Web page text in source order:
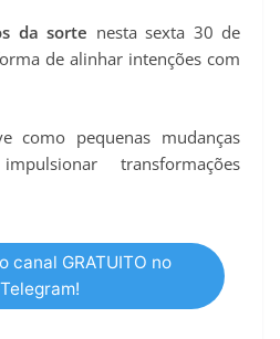
da sorte nesta sexta 30 de
de alinhar intenções com
como pequenas mudanças
transformações
canal GRATUITO no
Telegram!